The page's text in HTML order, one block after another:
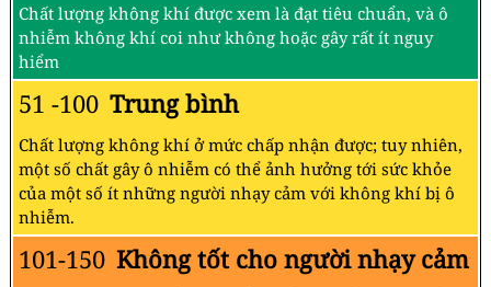
Chất lượng không khí được xem là đạt tiêu chuẩn, và ô
nhiễm không khí coi như không hoặc gây rất ít nguy
hiểm
51 -100 Trung bình
Chất lượng không khí ở mức chấp nhận được; tuy nhiên,
một số chất gây ô nhiễm có thể ảnh hưởng tới sức khỏe
của một số ít những người nhạy cảm với không khí bị ô
nhiễm.
101-150 Không tốt cho người nhạy cảm